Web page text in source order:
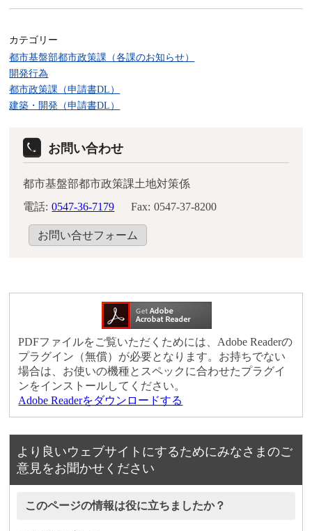
カテゴリー
都市基盤部都市政策課（各課のお知らせ）
開発行為
都市政策課（申請書DL）
建築・開発（申請書DL）
お問い合わせ
都市基盤部都市政策課土地対策係
電話: 0547-36-7179 Fax: 0547-37-8200
お問い合せフォーム
PDFファイルをご覧いただくためには、Adobe Readerの
プラグイン（無償）が必要となります。お持ちでない
場合は、お使いの機種とスペックに合わせたプラグイ
ンをインストールしてください。
Adobe Readerをダウンロードする
より良いウェブサイトにするためにみなさまのご
意見をお聞かせください
このページの情報は役に立ちましたか？